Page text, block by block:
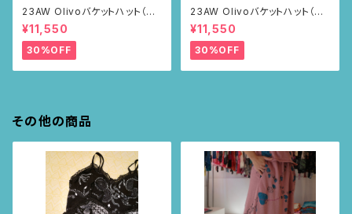
23AW Olivoバケットハット（ブ
ラウン・ポピー柄）
¥11,550
30%OFF
23AW Olivoバケットハット（ブ
ラウン・ポピー柄）
¥11,550
30%OFF
その他の商品